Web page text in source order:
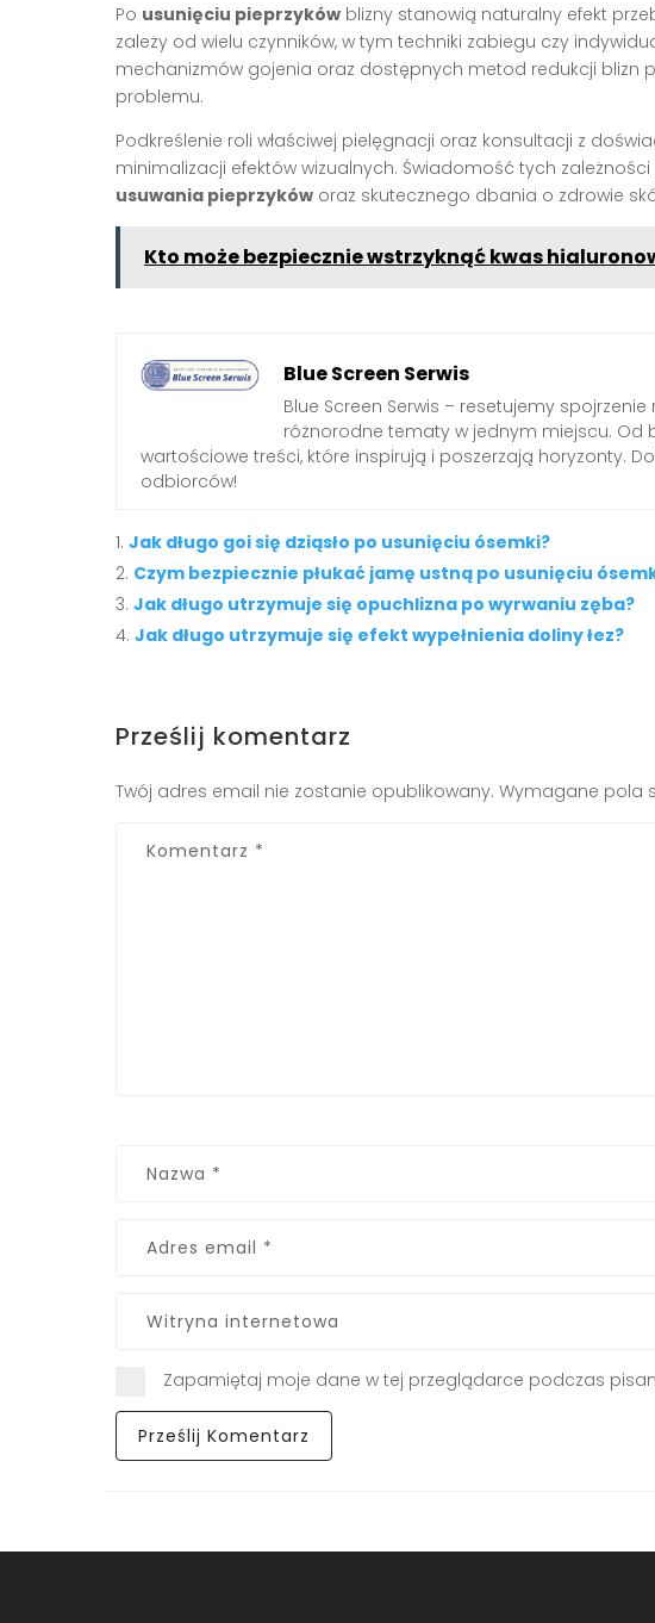
Po usunięciu pieprzyków blizny stanowią naturalny efekt
zależy od wielu czynników, w tym techniki zabiegu czy
mechanizmów gojenia oraz dostępnych metod redukcji blizn
problemu.
Podkreślenie roli właściwej pielęgnacji oraz konsultacji z
minimalizacji efektów wizualnych. Świadomość tych
usuwania pieprzyków oraz skutecznego dbania o zdrowie
Kto może bezpiecznie wstrzyknąć kwas
Blue Screen Serwis
Blue Screen Serwis – resetujemy
różnorodne tematy w jednym miejscu. Od
wartościowe treści, które inspirują i poszerzają horyzonty.
odbiorców!
Jak długo goi się dziąsło po usunięciu ósemki?
Czym bezpiecznie płukać jamę ustną po usunięciu
Jak długo utrzymuje się opuchlizna po wyrwaniu zęba?
Jak długo utrzymuje się efekt wypełnienia doliny łez?
Prześlij komentarz
Twój adres email nie zostanie opublikowany. Wymagane pola
Zapamiętaj moje dane w tej przeglądarce podczas